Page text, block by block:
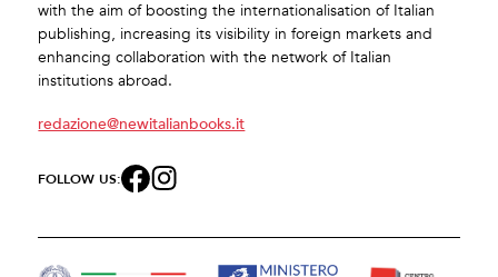
with the aim of boosting the internationalisation of Italian
publishing, increasing its visibility in foreign markets and
enhancing collaboration with the network of Italian
institutions abroad.
redazione@newitalianbooks.it
FOLLOW US: